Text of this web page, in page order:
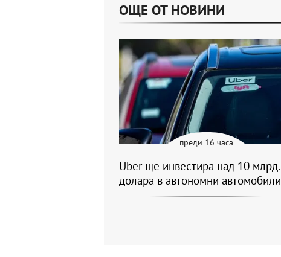
ОЩЕ ОТ НОВИНИ
преди 16 часа
Uber ще инвестира над 10 млрд.
долара в автономни автомобили